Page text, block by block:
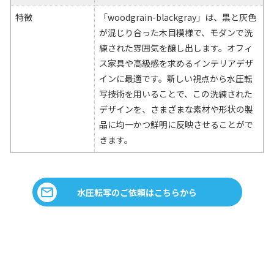
特徴
「woodgrain-blackgray」は、黒と灰色
が混じり合った木目模様で、モダンで洗
練された雰囲気を醸し出します。オフィ
ス家具や高級感を求めるインテリアデザ
インに最適です。新しい視点から水圧転
写技術を用いることで、この洗練された
デザインを、さまざまな素材や形状の製
品に均一かつ鮮明に反映させることがで
きます。
水圧転写のご依頼はこちらから